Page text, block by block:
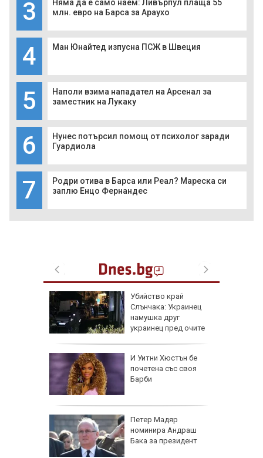
3
Няма да е само наем: Ливърпул плаща 55
млн. евро на Барса за Араухо
4 Ман Юнайтед изпусна ПСЖ в Швеция
5
Наполи взима нападател на Арсенал за
заместник на Лукаку
6
Нунес потърсил помощ от психолог заради
Гуардиола
7
Родри отива в Барса или Реал? Мареска си
заплю Енцо Фернандес
Убийство край
Слънчака: Украинец
намушка друг
украинец пред очите
И Уитни Хюстън бе
почетена със своя
Барби
Петер Мадяр
номинира Андраш
Бака за президент